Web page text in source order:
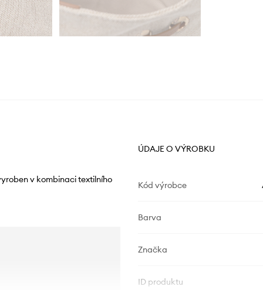
v kombinaci textilního
ÚDAJE O VÝROBKU
Kód výrobce
Barva
Značka
ID produktu